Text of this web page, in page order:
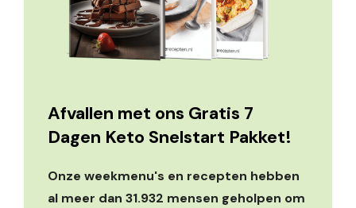
Afvallen met ons Gratis 7
Dagen Keto Snelstart Pakket!
Onze weekmenu's en recepten hebben
al meer dan 31.932 mensen geholpen om